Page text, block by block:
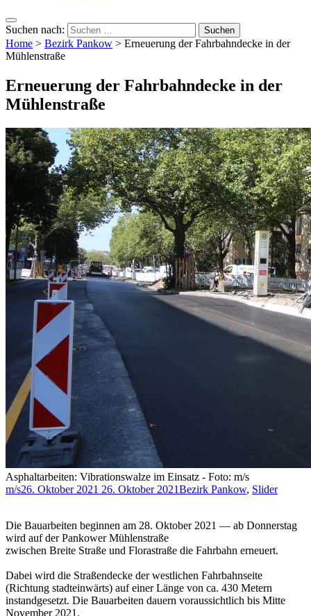
Suchen nach:
Home > Bezirk Pankow > Erneuerung der Fahrbahndecke in der
Mühlenstraße
Erneuerung der Fahrbahndecke in der
Mühlenstraße
Asphaltarbeiten: Vibrationswalze im Einsatz - Foto: m/s
m/s26. Oktober 2021 26. Oktober 2021Bezirk Pankow, Slider
Die Bauarbeiten beginnen am 28. Oktober 2021 — ab Donnerstag
wird auf der Pankower Mühlenstraße
zwischen Breite Straße und Florastraße die Fahrbahn erneuert.
Dabei wird die Straßendecke der westlichen Fahrbahnseite
(Richtung stadteinwärts) auf einer Länge von ca. 430 Metern
instandgesetzt. Die Bauarbeiten dauern voraussichtlich bis Mitte
November 2021.